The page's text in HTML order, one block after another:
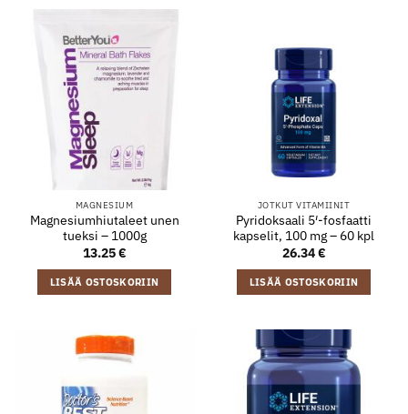
MAGNESIUM
Magnesiumhiutaleet unen
tueksi – 1000g
13.25€
LISÄÄ OSTOSKORIIN
JOTKUT VITAMIINIT
Pyridoksaali 5′-fosfaatti
kapselit, 100 mg – 60 kpl
26.34€
LISÄÄ OSTOSKORIIN